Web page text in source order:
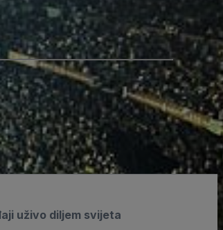
uživo diljem svijeta